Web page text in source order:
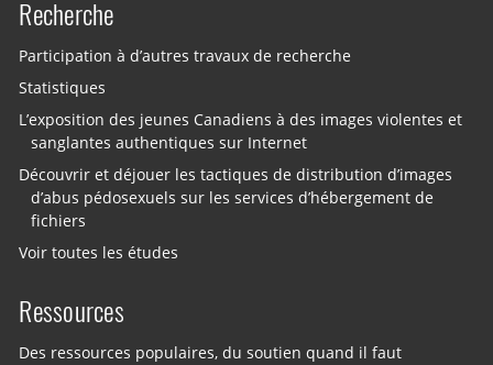
Recherche
Participation à d’autres travaux de recherche
Statistiques
L’exposition des jeunes Canadiens à des images violentes et
sanglantes authentiques sur Internet
Découvrir et déjouer les tactiques de distribution d’images
d’abus pédosexuels sur les services d’hébergement de
fichiers
Voir toutes les études
Ressources
Des ressources populaires, du soutien quand il faut